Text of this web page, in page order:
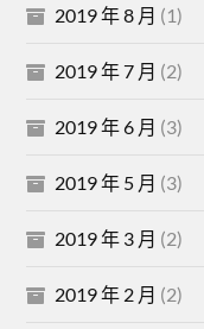
2019 年 8 月 (1)
2019 年 7 月 (2)
2019 年 6 月 (3)
2019 年 5 月 (3)
2019 年 3 月 (2)
2019 年 2 月 (2)